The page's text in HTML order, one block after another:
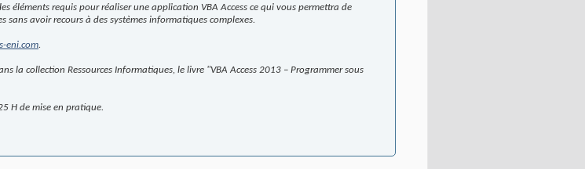
éléments requis pour réaliser une application VBA Access ce qui vous permettra de
avoir recours à des systèmes informatiques complexes.
eni.com.
la collection Ressources Informatiques, le livre "VBA Access 2013 – Programmer sous
H de mise en pratique.